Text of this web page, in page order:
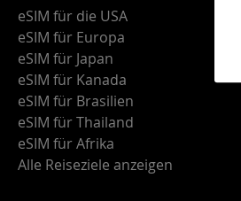
eSIM für die USA
eSIM für Europa
eSIM für Japan
eSIM für Kanada
eSIM für Brasilien
eSIM für Thailand
eSIM für Afrika
Alle Reiseziele anzeigen